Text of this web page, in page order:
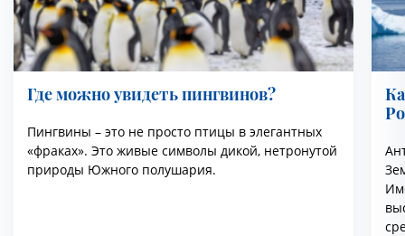
Где можно увидеть пингвинов?
Пингвины – это не просто птицы в элегантных
«фраках». Это живые символы дикой, нетронутой
природы Южного полушария.